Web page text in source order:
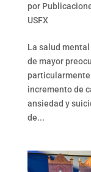
por
USFX
La salud
de mayor
particularmente
incremento de
ansiedad y
de...